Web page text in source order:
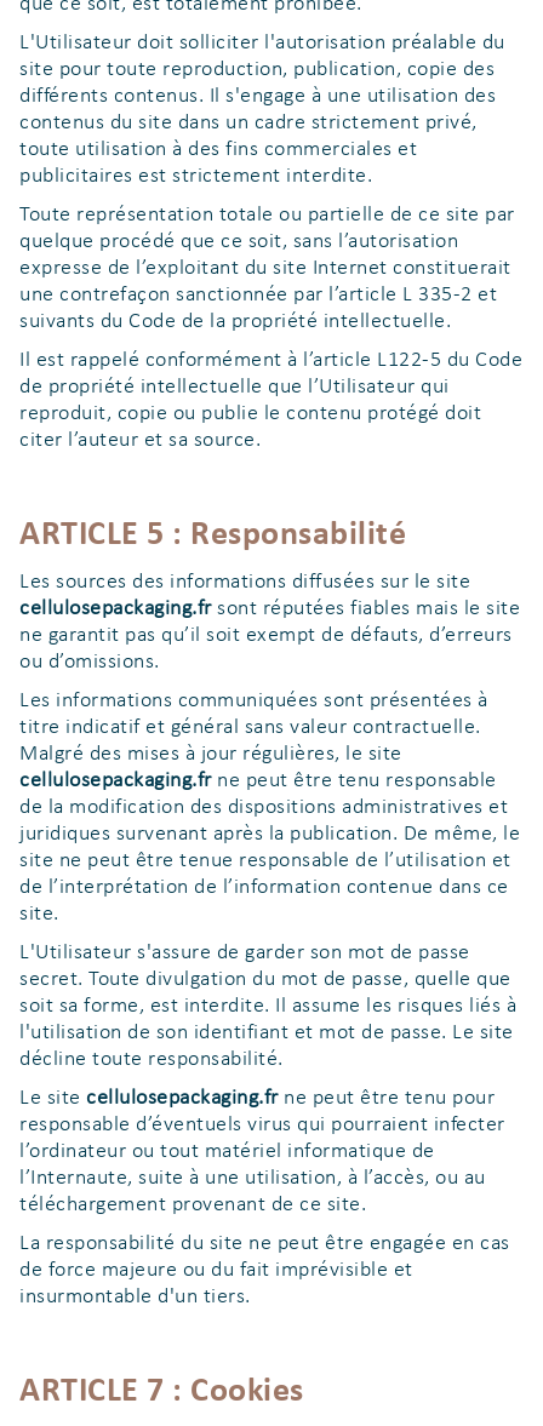
L'Utilisateur doit solliciter l'autorisation préalable du
site pour toute reproduction, publication, copie des
différents contenus. Il s'engage à une utilisation des
contenus du site dans un cadre strictement privé,
toute utilisation à des fins commerciales et
publicitaires est strictement interdite.
Toute représentation totale ou partielle de ce site par
quelque procédé que ce soit, sans l’autorisation
expresse de l’exploitant du site Internet constituerait
une contrefaçon sanctionnée par l’article L 335-2 et
suivants du Code de la propriété intellectuelle.
Il est rappelé conformément à l’article L122-5 du Code
de propriété intellectuelle que l’Utilisateur qui
reproduit, copie ou publie le contenu protégé doit
citer l’auteur et sa source.
ARTICLE 5 : Responsabilité
Les sources des informations diffusées sur le site
cellulosepackaging.frsont réputées fiables mais le site
ne garantit pas qu’il soit exempt de défauts, d’erreurs
ou d’omissions.
Les informations communiquées sont présentées à
titre indicatif et général sans valeur contractuelle.
Malgré des mises à jour régulières, le site
cellulosepackaging.frne peut être tenu responsable
de la modification des dispositions administratives et
juridiques survenant après la publication. De même, le
site ne peut être tenue responsable de l’utilisation et
de l’interprétation de l’information contenue dans ce
site.
L'Utilisateur s'assure de garder son mot de passe
secret. Toute divulgation du mot de passe, quelle que
soit sa forme, est interdite. Il assume les risques liés à
l'utilisation de son identifiant et mot de passe. Le site
décline toute responsabilité.
Le site cellulosepackaging.frne peut être tenu pour
responsable d’éventuels virus qui pourraient infecter
l’ordinateur ou tout matériel informatique de
l’Internaute, suite à une utilisation, à l’accès, ou au
téléchargement provenant de ce site.
La responsabilité du site ne peut être engagée en cas
de force majeure ou du fait imprévisible et
insurmontable d'un tiers.
ARTICLE 7 : Cookies